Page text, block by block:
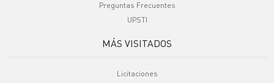
Preguntas Frecuentes
UPSTI
MÁS VISITADOS
Licitaciones